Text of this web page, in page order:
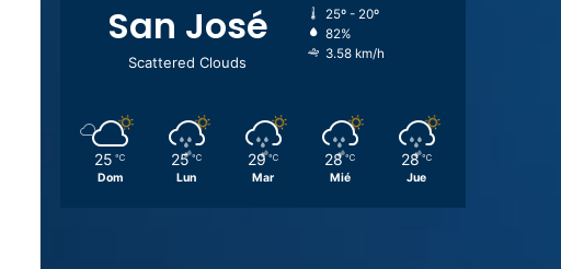
San José
Scattered Clouds
25º - 20º
82%
3.58 km/h
25 ℃
Dom
25 ℃
Lun
29 ℃
Mar
28 ℃
Mié
28 ℃
Jue